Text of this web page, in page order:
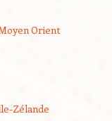
Orient
Zélande